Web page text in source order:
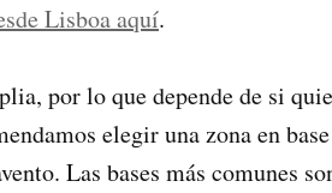
Lisboa aquí.
por lo que depende de si
elegir una zona en
Las bases más comunes